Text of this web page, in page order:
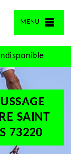
MENU
SAINT
73220